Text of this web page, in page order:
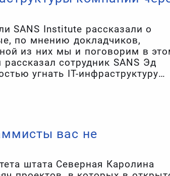
SANS Institute рассказали о
по мнению докладчиков,
из них мы и поговорим в
сотрудник SANS Эд
угнать IT-инфраструктуру
использовать какие-то
несложных манипуляций с
вас не
штата Северная Каролина